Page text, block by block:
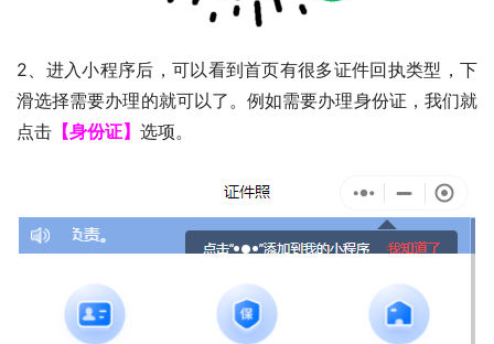
2、进入小程序后，可以看到首页有很多证件回执类型，下
滑选择需要办理的就可以了。例如需要办理身份证，我们就
点击 【身份证】 选项。